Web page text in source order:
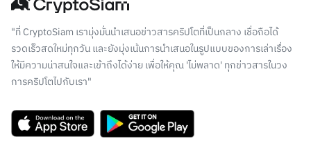
"ที่ CryptoSiam เรามุ่งมั่นนำเสนอข่าวสารคริปโตที่เป็นกลาง เชื่อถือได้
รวดเร็วสดใหม่ทุกวัน และยังมุ่งเน้นการนำเสนอในรูปแบบของการเล่าเรื่อง
ให้มีความน่าสนใจและเข้าถึงได้ง่าย เพื่อให้คุณ 'ไม่พลาด' ทุกข่าวสารในวง
การคริปโตไปกับเรา"